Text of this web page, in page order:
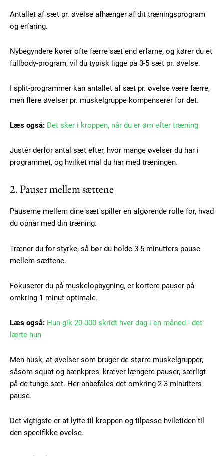
Subscription Plans
Antallet af sæt pr. øvelse afhænger af dit træningsprogram
og erfaring.
Nybegyndere kører ofte færre sæt end erfarne, og kører du et
fullbody-program, vil du typisk ligge på 3-5 sæt pr. øvelse.
I split-programmer kan antallet af sæt pr. øvelse være færre,
men flere øvelser pr. muskelgruppe kompenserer for det.
Læs også: Det sker i kroppen, når du er øm efter træning
Justér derfor antal sæt efter, hvor mange øvelser du har i
programmet, og hvilket mål du har med træningen.
2. Pauser mellem sættene
Pauserne mellem dine sæt spiller en afgørende rolle for, hvad
du opnår med din træning.
Træner du for styrke, så bør du holde 3-5 minutters pause
mellem sættene.
Fokuserer du på muskelopbygning, er kortere pauser på
omkring 1 minut optimale.
Læs også: Hun gik 20.000 skridt hver dag i en måned - det
lærte hun
Men husk, at øvelser som bruger de større muskelgrupper,
såsom squat og bænkpres, kræver længere pauser, særligt
på de tunge sæt. Her anbefales det omkring 2-3 minutters
pause.
Det vigtigste er at lytte til kroppen og tilpasse hviletiden til
den specifikke øvelse.